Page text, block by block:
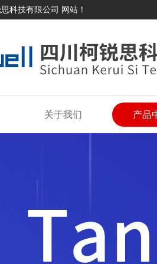
科技有限公司 网站！
关于我们 产品